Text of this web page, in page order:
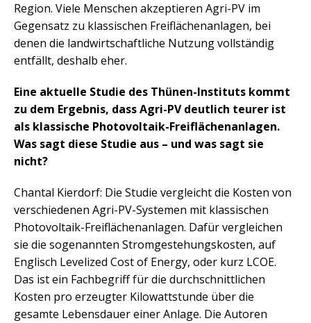
Region. Viele Menschen akzeptieren Agri-PV im
Gegensatz zu klassischen Freiflächenanlagen, bei
denen die landwirtschaftliche Nutzung vollständig
entfällt, deshalb eher.
Eine aktuelle Studie des Thünen-Instituts kommt
zu dem Ergebnis, dass Agri-PV deutlich teurer ist
als klassische Photovoltaik-Freiflächenanlagen.
Was sagt diese Studie aus – und was sagt sie
nicht?
Chantal Kierdorf: Die Studie vergleicht die Kosten von
verschiedenen Agri-PV-Systemen mit klassischen
Photovoltaik-Freiflächenanlagen. Dafür vergleichen
sie die sogenannten Stromgestehungskosten, auf
Englisch Levelized Cost of Energy, oder kurz LCOE.
Das ist ein Fachbegriff für die durchschnittlichen
Kosten pro erzeugter Kilowattstunde über die
gesamte Lebensdauer einer Anlage. Die Autoren